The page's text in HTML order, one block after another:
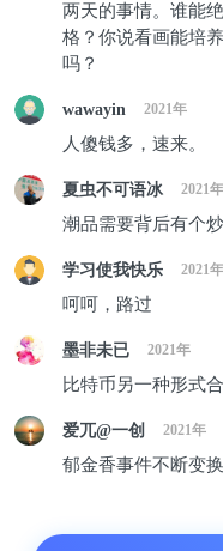
两天的事情。谁能
格？你说看画能培
吗？
wawayin 2021年
人傻钱多，速来。
夏虫不可语冰 2021年
潮品需要背后有个
学习使我快乐 2021年
呵呵，路过
墨非未已 2021年
比特币另一种形式
爱兀@一创 2021年
郁金香事件不断变